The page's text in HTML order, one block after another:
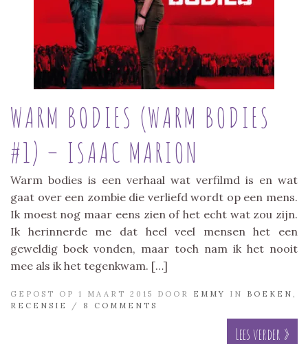
WARM BODIES (WARM BODIES
#1) – ISAAC MARION
Warm bodies is een verhaal wat verfilmd is en wat
gaat over een zombie die verliefd wordt op een mens.
Ik moest nog maar eens zien of het echt wat zou zijn.
Ik herinnerde me dat heel veel mensen het een
geweldig boek vonden, maar toch nam ik het nooit
mee als ik het tegenkwam. […]
GEPOST OP 1 MAART 2015 DOOR EMMY IN BOEKEN
RECENSIE
/ 8 COMMENTS
Lees verder »